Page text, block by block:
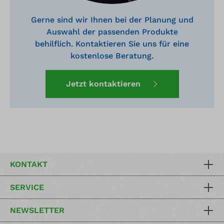
Gerne sind wir Ihnen bei der Planung und
Auswahl der passenden Produkte
behilflich. Kontaktieren Sie uns für eine
kostenlose Beratung.
Jetzt kontaktieren
KONTAKT
SERVICE
NEWSLETTER